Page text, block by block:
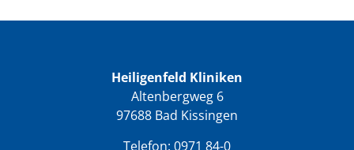
Heiligenfeld Kliniken
Altenbergweg 6
97688 Bad Kissingen
Telefon: 0971 84-0